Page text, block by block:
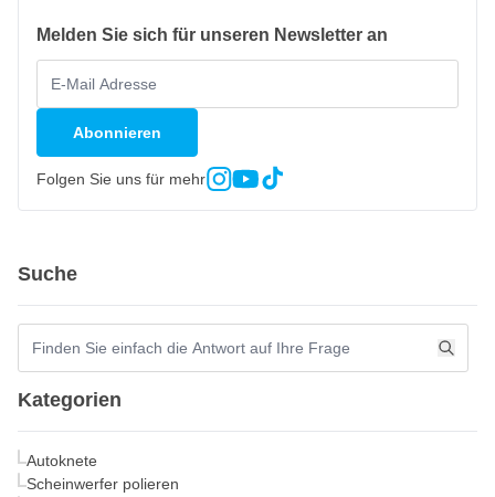
Melden Sie sich für unseren Newsletter an
Abonnieren
Folgen Sie uns für mehr
Suche
Kategorien
Autoknete
Scheinwerfer polieren